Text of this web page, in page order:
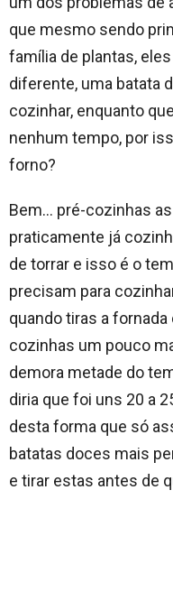
que mesmo sendo
família de plantas,
diferente, uma batata
cozinhar, enquanto
nenhum tempo, por
forno?
Bem… pré-cozinhas
praticamente já
de torrar e isso é o
precisam para
quando tiras a
cozinhas um pouco
demora metade do
diria que foi uns 20 a
desta forma que só
batatas doces mais
e tirar estas antes de